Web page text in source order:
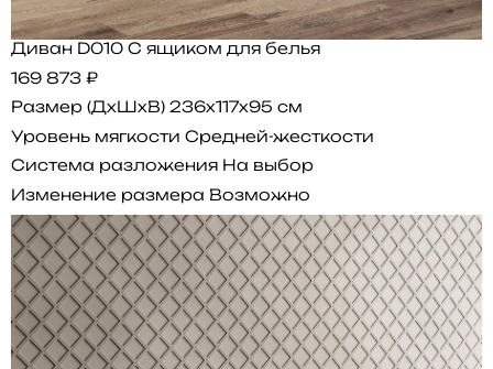
Диван D010 С ящиком для белья
169 873 ₽
Размер (ДхШхВ) 236x117x95 см
Уровень мягкости Средней-жесткости
Система разложения На выбор
Изменение размера Возможно